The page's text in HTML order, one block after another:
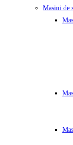
Masini de